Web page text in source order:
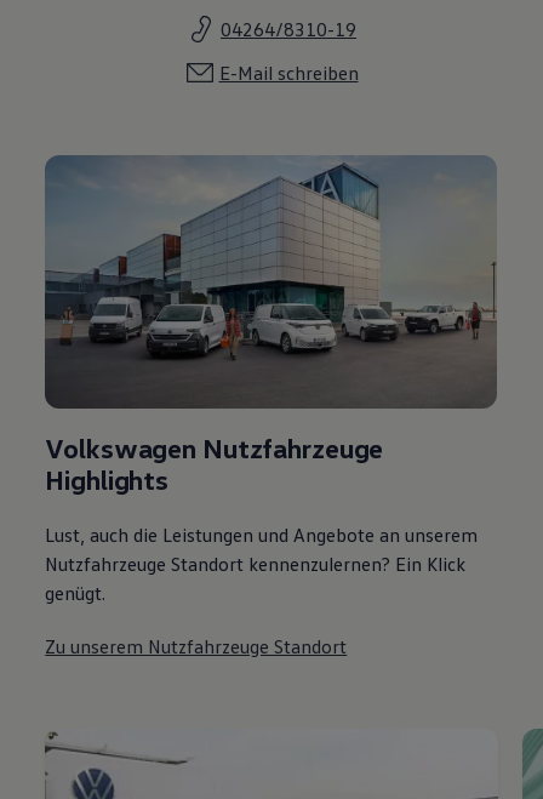
04264/8310-19
E-Mail schreiben
Volkswagen Nutzfahrzeuge
Highlights
Lust, auch die Leistungen und Angebote an unserem
Nutzfahrzeuge Standort kennenzulernen? Ein Klick
genügt.
Zu unserem Nutzfahrzeuge Standort